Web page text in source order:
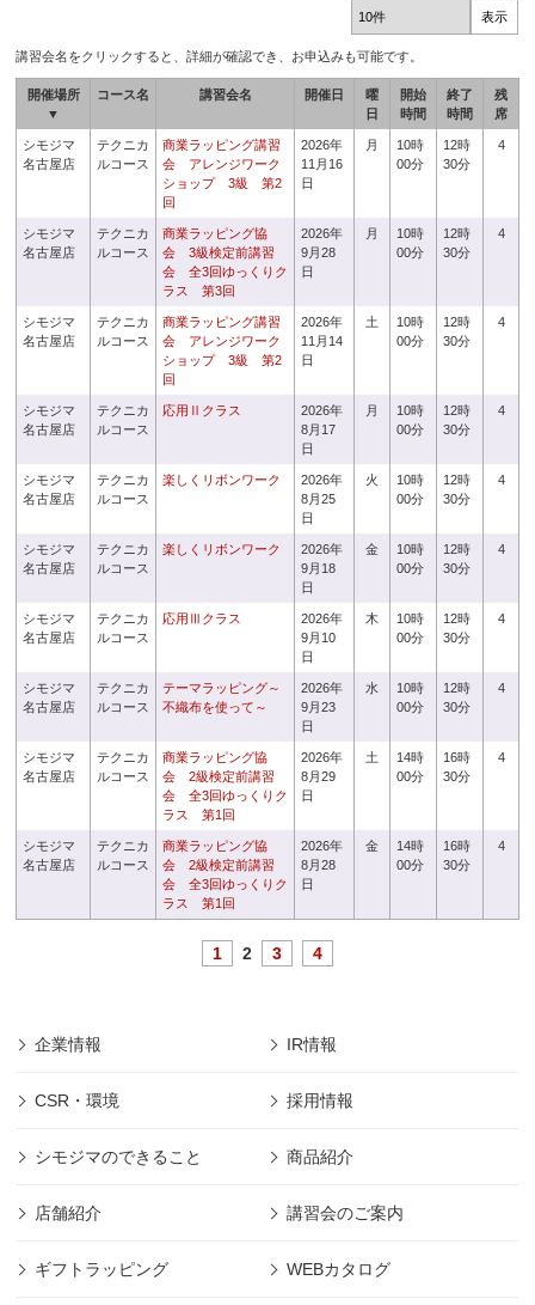
講習会名をクリックすると、詳細が確認でき、お申込みも可能です。
開催場所
▼
コース名 講習会名 開催日
曜
日
開始
時間
終了
時間
残
席
シモジマ
名古屋店
テクニカ
ルコース
商業ラッピング講習
会 アレンジワーク
ショップ 3級 第2
回
2026年
11月16
日
月
10時
00分
12時
30分
4
シモジマ
名古屋店
テクニカ
ルコース
商業ラッピング協
会 3級検定前講習
会 全3回ゆっくりク
ラス 第3回
2026年
9月28
日
月
10時
00分
12時
30分
4
シモジマ
名古屋店
テクニカ
ルコース
商業ラッピング講習
会 アレンジワーク
ショップ 3級 第2
回
2026年
11月14
日
土
10時
00分
12時
30分
4
シモジマ
名古屋店
テクニカ
ルコース
応用Ⅱクラス
2026年
8月17
日
月
10時
00分
12時
30分
4
シモジマ
名古屋店
テクニカ
ルコース
楽しくリボンワーク
2026年
8月25
日
火
10時
00分
12時
30分
4
シモジマ
名古屋店
テクニカ
ルコース
楽しくリボンワーク
2026年
9月18
日
金
10時
00分
12時
30分
4
シモジマ
名古屋店
テクニカ
ルコース
応用Ⅲクラス
2026年
9月10
日
木
10時
00分
12時
30分
4
シモジマ
名古屋店
テクニカ
ルコース
テーマラッピング～
不織布を使って～
2026年
9月23
日
水
10時
00分
12時
30分
4
シモジマ
名古屋店
テクニカ
ルコース
商業ラッピング協
会 2級検定前講習
会 全3回ゆっくりク
ラス 第1回
2026年
8月29
日
土
14時
00分
16時
30分
4
シモジマ
名古屋店
テクニカ
ルコース
商業ラッピング協
会 2級検定前講習
会 全3回ゆっくりク
ラス 第1回
2026年
8月28
日
金
14時
00分
16時
30分
4
1 2 3 4
企業情報 IR情報
CSR・環境 採用情報
シモジマのできること 商品紹介
店舗紹介 講習会のご案内
ギフトラッピング WEBカタログ